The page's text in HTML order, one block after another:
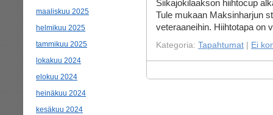
maaliskuu 2025
helmikuu 2025
tammikuu 2025
lokakuu 2024
elokuu 2024
heinäkuu 2024
kesäkuu 2024
Siikajokilaakson hiihtocup
Tule mukaan Maksinharjun
veteraaneihin. Hiihtotapa on
Kategoria: Tapahtumat Ei